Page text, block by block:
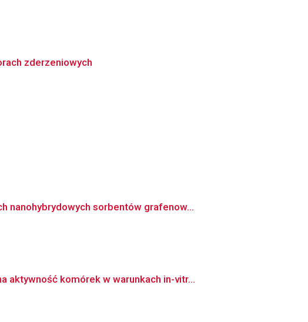
zderzeniowych
nanohybrydowych sorbentów grafenow...
aktywność komórek w warunkach in-vitr...